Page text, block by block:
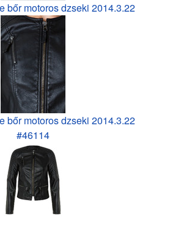
bőr motoros dzseki 2014.3.22
bőr motoros dzseki 2014.3.22
#46114